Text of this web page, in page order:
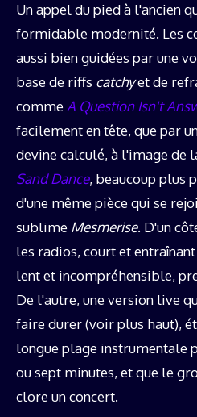
Un appel du pied à l'ancien
formidable modernité. Les
aussi bien guidées par une
base de riffs catchyet de
commeA Question Isn't
facilement en tête, que par
devine calculé, à l'image de
Sand Dance, beaucoup plus
d'une même pièce qui se
sublime Mesmerise. D'un
les radios, court et
lent et incompréhensible,
De l'autre, une version live
faire durer (voir plus haut),
longue plage instrumentale
ou sept minutes, et que le
clore un concert.